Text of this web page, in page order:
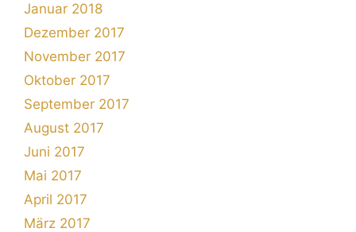
Januar 2018
Dezember 2017
November 2017
Oktober 2017
September 2017
August 2017
Juni 2017
Mai 2017
April 2017
März 2017